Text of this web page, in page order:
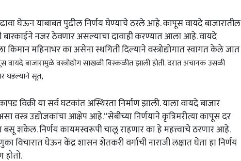
घेऊन याबाबत पुढील निर्णय घेण्याचे ठरले आहे. कापूस वायदे बाजारातील
बारकाईने नजर ठेवणार असल्याचा दावाही करण्यात आला आहे. वायदे
किमान महिनाभर का असेना स्थगिती दिल्याने वस्त्रोद्योगात स्वागत केले जात
वायदे बाजारामुळे वस्त्रोद्योग साखळी विस्कळीत झाली होती. दरात अचानक उसळी
घडल्याने सूत,
विक्री या सर्व घटकांत अस्थिरता निर्माण झाली. याला वायदे बाजार
वस्त्र उद्योजकांचा आक्षेप आहे.‘‘सेबीच्या निर्णयाने कृत्रिमरीत्या कापूस दर
बसू शकेल. निर्णय कायमस्वरूपी चालू राहणार का हे महत्त्वाचे ठरणार आहे.
विचारात घेऊन केंद्र शासन शेतकरी वर्गाची नाराजी लक्षात घेता हा निर्णय
होतो.